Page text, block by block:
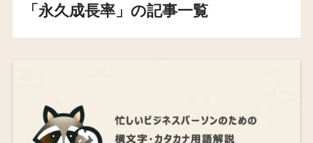
「永久成長率」の記事一覧